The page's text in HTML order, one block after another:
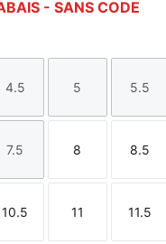
- SANS CODE
Taille
4.5
Taille
5
Taille
5.5
Taille
7.5
Taille
8
Taille
8.5
Taille
10.5
Taille
11
Taille
11.5